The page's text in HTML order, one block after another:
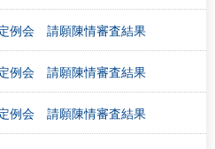
例会 請願陳情審査結果
例会 請願陳情審査結果
例会 請願陳情審査結果